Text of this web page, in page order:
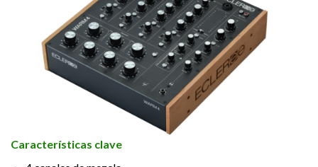
Características clave